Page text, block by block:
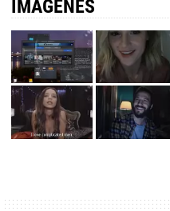
IMÁGENES